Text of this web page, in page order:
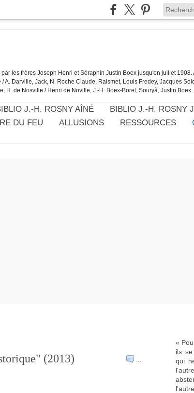
les frères Joseph Henri et Séraphin Justin Boex jusqu'en juillet
A. Darville, Jack, N. Roche Claude, Raismet, Louis Fredey, Jacques
H. de Nosville / Henri de Noville, J.-H. Boex-Borel, Souryâ, Justin
J.-H. ROSNY AÎNÉ
BIBLIO J.-H. ROSNY
DU FEU ALLUSIONS RESSOURCES
…
(2013)
«
ils
qui